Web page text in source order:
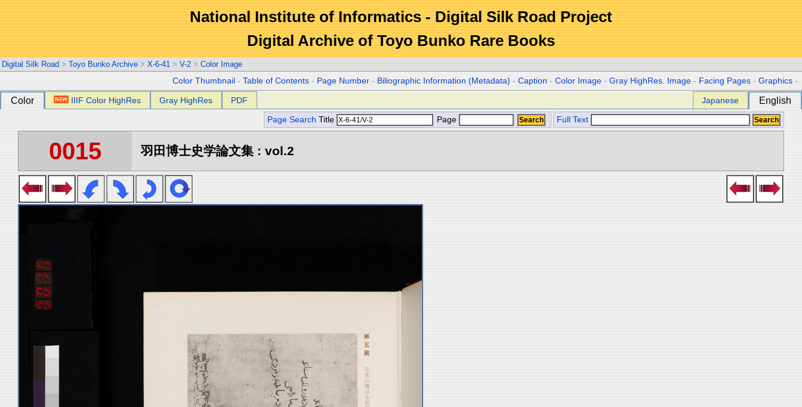
National Institute of Informatics - Digital Silk Road Project
Digital Archive of Toyo Bunko Rare Books
Digital Silk Road > Toyo Bunko Archive > X-6-41 > V-2 > Color Image
Color Thumbnail -Table of Contents - Page Number - Biliographic Information (Metadata) -Caption -Color Image -Gray HighRes. Image - Facing Pages -Graphics -
Color IIIF Color HighRes Gray HighRes PDF Japanese English
Page Search Title Page Full Text
0015 羽田博士史学論文集 : vol.2